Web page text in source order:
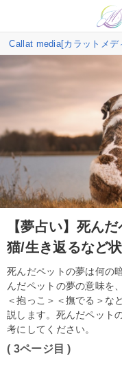
Callat media[カラットメデ
【夢占い】死ん
猫/生き返るなど
死んだペットの夢は何の
んだペットの夢の意味を
＜抱っこ＞＜撫でる＞な
説します。死んだペット
考にしてください。
( 3ページ目 )